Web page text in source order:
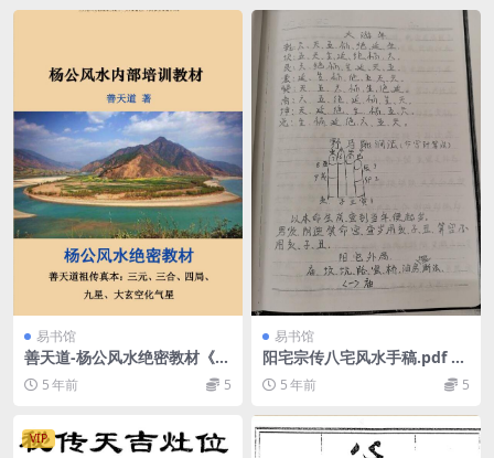
易书馆
善天道-杨公风水绝密教材《善
天道杨公风水内部培训教材》
–100页.pdf
5 年前 5
易书馆
阳宅宗传八宅风水手稿.pdf 19
4页手抄本 百度云下载！
5 年前 5
VIP